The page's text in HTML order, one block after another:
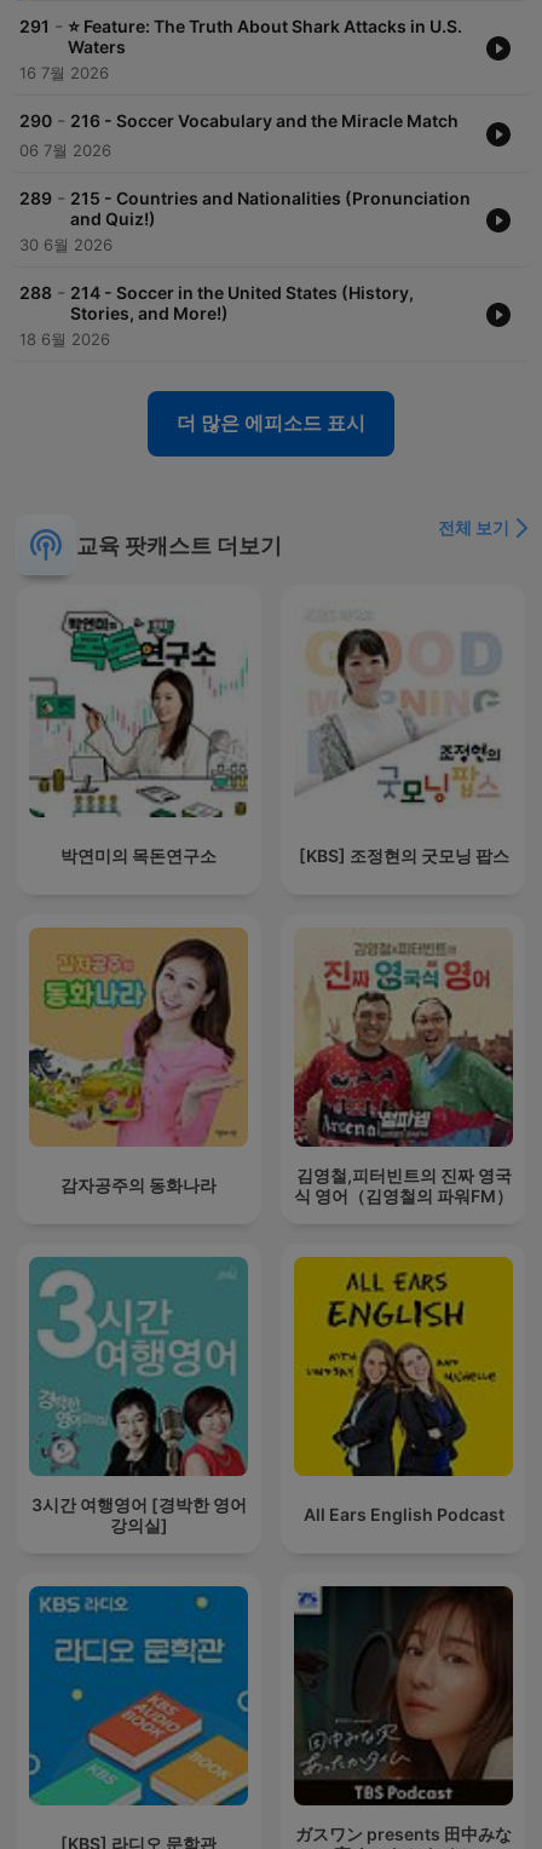
291 - ⭐ Feature: The Truth About Shark Attacks in U.S.
Waters
16 7월 2026
290 - 216 - Soccer Vocabulary and the Miracle Match
06 7월 2026
289 - 215 - Countries and Nationalities (Pronunciation
and Quiz!)
30 6월 2026
288 - 214 - Soccer in the United States (History,
Stories, and More!)
18 6월 2026
더 많은 에피소드 표시
교육 팟캐스트 더보기
전체 보기
박연미의 목돈연구소 [KBS] 조정현의 굿모닝 팝스
감자공주의 동화나라
김영철,피터빈트의 진짜 영국
식 영어（김영철의 파워FM）
3시간 여행영어 [경박한 영어
강의실]
All Ears English Podcast
[KBS] 라디오 문학관
ガスワン presents 田中みな